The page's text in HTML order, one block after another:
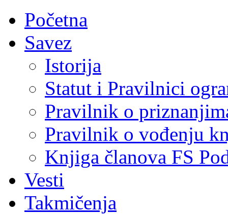
Početna
Savez
Istorija
Statut i Pravilnici
Pravilnik o
Pravilnik o vođenju
Knjiga članova FS
Vesti
Takmičenja